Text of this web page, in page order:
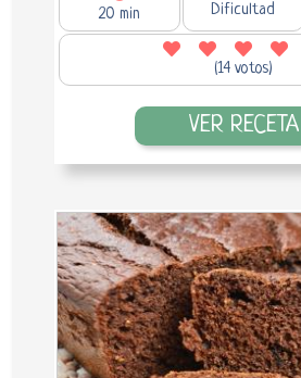
20 min Dificultad
(14 votos)
VER RECETA